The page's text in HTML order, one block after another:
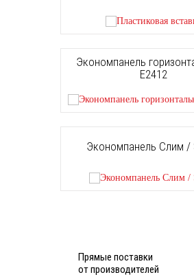
Экономпанель
E2412
Экономпанель Слим /
Прямые поставки
от производителей